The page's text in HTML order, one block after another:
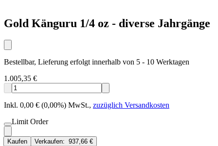
Gold Känguru 1/4 oz - diverse Jahrgänge
Bestellbar, Lieferung erfolgt innerhalb von 5 - 10 Werktagen
1.005,35 €
Inkl. 0,00 € (0,00%) MwSt., zuzüglich Versandkosten
Limit Order
Kaufen Verkaufen: 937,66 €